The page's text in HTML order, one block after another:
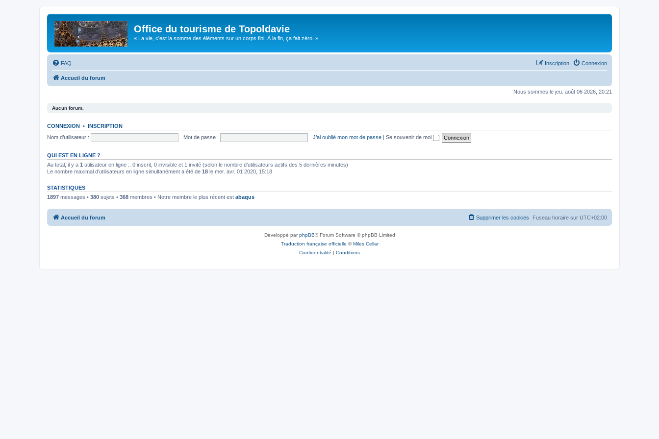
Office du tourisme de Topoldavie
« La vie, c'est la somme des éléments sur un corps fini. À la fin, ça fait zéro. »
FAQ Connexion
Inscription
Accueil du forum
Nous sommes le jeu. août 06 2026, 20:21
Aucun forum.
CONNEXION • INSCRIPTION
Nom d’utilisateur :
Mot de passe : J’ai oublié mon mot de passe | Se souvenir de moi
QUI EST EN LIGNE ?
Au total, il y a 1 utilisateur en ligne :: 0 inscrit, 0 invisible et 1 invité (selon le nombre d’utilisateurs actifs des 5 dernières minutes)
Le nombre maximal d’utilisateurs en ligne simultanément a été de 18 le mer. avr. 01 2020, 15:18
STATISTIQUES
1897 messages • 380 sujets • 368 membres • Notre membre le plus récent est abaqus
Accueil du forum Fuseau horaire sur UTC+02:00
Supprimer les cookies
Développé parphpBB® Forum Software © phpBB Limited
Traduction française officielle ©Miles Cellar
Confidentialité | Conditions